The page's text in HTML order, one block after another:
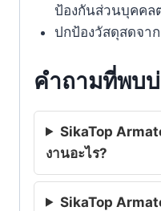
ป้องกันส่วนบุคคล
ปกป้องวัสดุสดจา
คำถามที่พบ
SikaTop
งานอะไร?
SikaTop